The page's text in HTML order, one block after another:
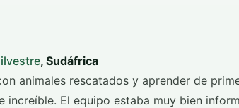
, Sudáfrica
animales rescatados y aprender de
increíble. El equipo estaba muy bien